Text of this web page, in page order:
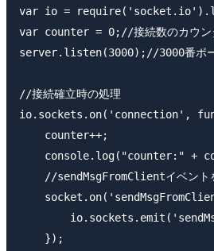
var io =
var counter = 0;//接続数のカウン
server.listen(3000);//3000番ポー
//接続確立時の処理
io.sockets.on('connection',
    counter++;
console.log("counter:" +
//sendMsgFromClientイベント
    });